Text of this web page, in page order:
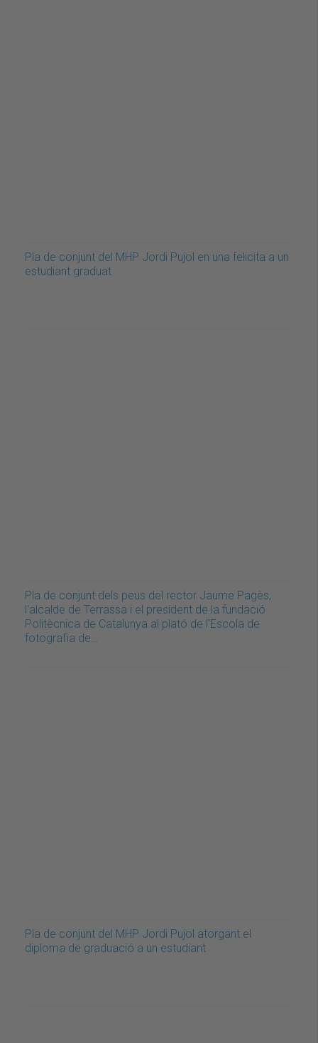
Pla de conjunt del MHP Jordi Pujol en una felicita a un
estudiant graduat
Pla de conjunt dels peus del rector Jaume Pagès,
l'alcalde de Terrassa i el president de la fundació
Politècnica de Catalunya al plató de l'Escola de
fotografia de…
Pla de conjunt del MHP Jordi Pujol atorgant el
diploma de graduació a un estudiant